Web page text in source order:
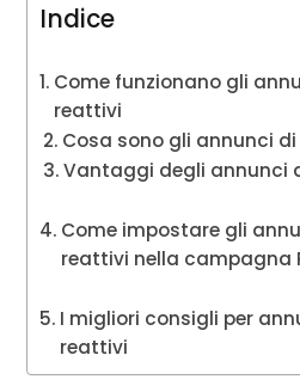
Indice
Come funzionano gli
reattivi
Cosa sono gli annunci
Vantaggi degli annunci
Come impostare gli
reattivi nella campagna
I migliori consigli per
reattivi